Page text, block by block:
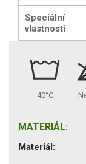
Speciální
vlastnosti
40°C
MATERIÁL:
Materiál: